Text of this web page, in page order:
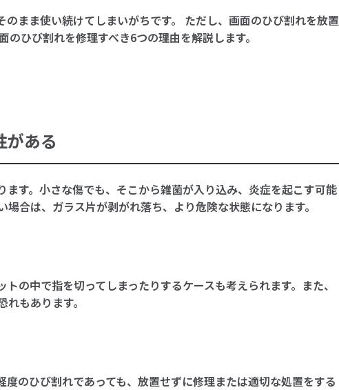
まま使い続けてしまいがちです。 ただし、画面のひび割れを放置
ひび割れを修理すべき6つの理由を解説します。
がある
す。小さな傷でも、そこから雑菌が入り込み、炎症を起こす可能
合は、ガラス片が剥がれ落ち、より危険な状態になります。
の中で指を切ってしまったりするケースも考えられます。また、
もあります。
のひび割れであっても、放置せずに修理または適切な処置をする